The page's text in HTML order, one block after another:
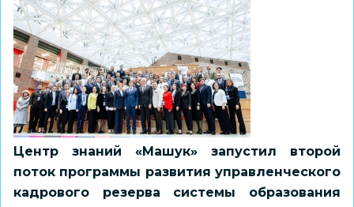
Центр знаний «Машук» запустил второй
поток программы развития управленческого
кадрового резерва системы образования